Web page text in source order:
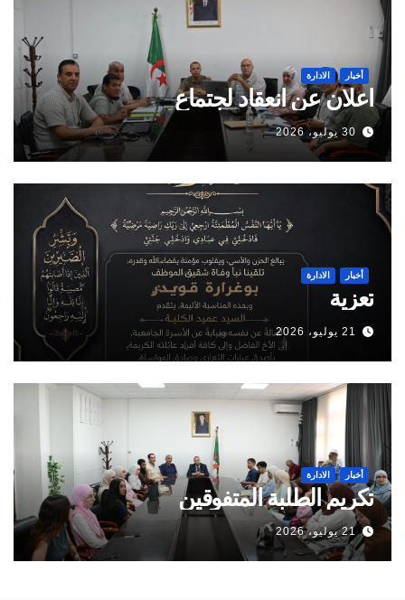
أخبار الادارة
اعلان عن انعقاد لجتماع
30 يوليو، 2026
أخبار الادارة
تعزية
21 يوليو، 2026
أخبار الادارة
تكريم الطلبة المتفوقين
21 يوليو، 2026